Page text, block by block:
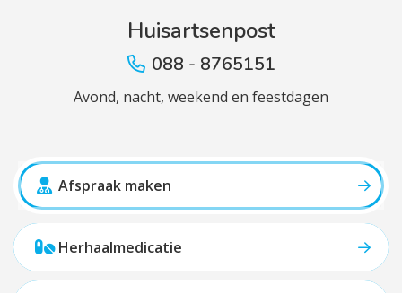
Huisartsenpost
088 - 8765151
Avond, nacht, weekend en feestdagen
Afspraak maken
Herhaalmedicatie